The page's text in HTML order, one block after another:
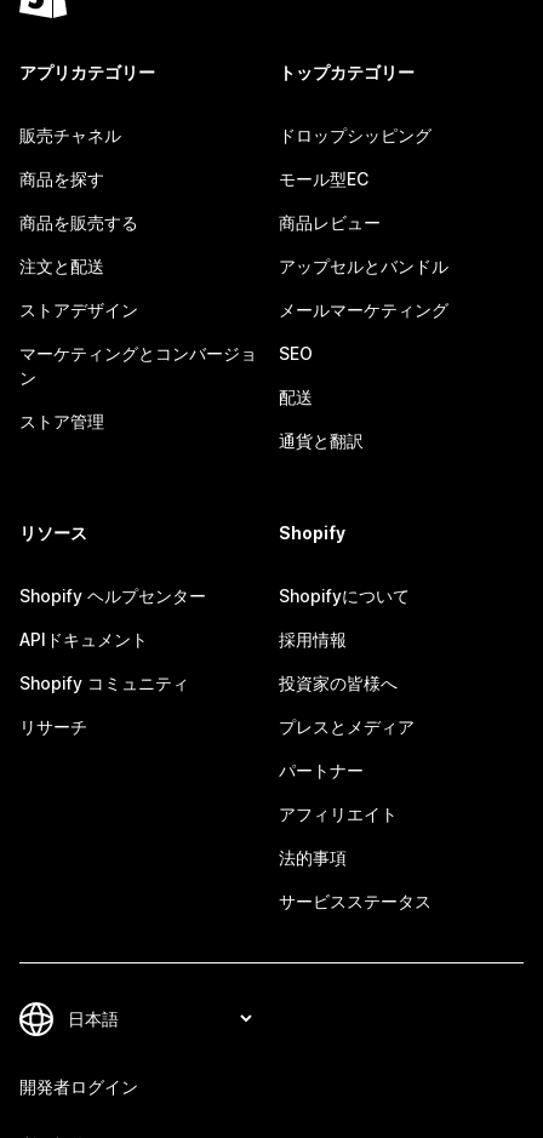
アプリカテゴリー
販売チャネル
商品を探す
商品を販売する
注文と配送
ストアデザイン
マーケティングとコンバージョ
ン
ストア管理
トップカテゴリー
ドロップシッピング
モール型EC
商品レビュー
アップセルとバンドル
メールマーケティング
SEO
配送
通貨と翻訳
リソース
Shopify ヘルプセンター
APIドキュメント
Shopify コミュニティ
リサーチ
Shopify
Shopifyについて
採用情報
投資家の皆様へ
プレスとメディア
パートナー
アフィリエイト
法的事項
サービスステータス
開発者ログイン